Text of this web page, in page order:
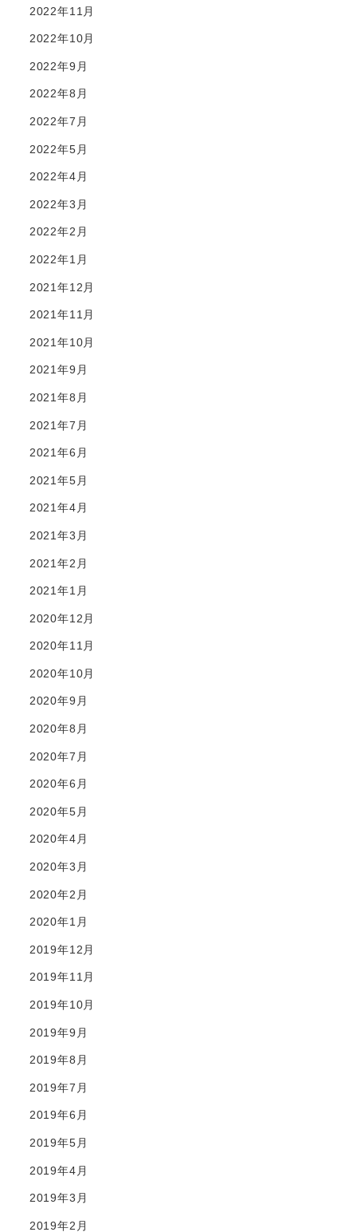
2022年11月
2022年10月
2022年9月
2022年8月
2022年7月
2022年5月
2022年4月
2022年3月
2022年2月
2022年1月
2021年12月
2021年11月
2021年10月
2021年9月
2021年8月
2021年7月
2021年6月
2021年5月
2021年4月
2021年3月
2021年2月
2021年1月
2020年12月
2020年11月
2020年10月
2020年9月
2020年8月
2020年7月
2020年6月
2020年5月
2020年4月
2020年3月
2020年2月
2020年1月
2019年12月
2019年11月
2019年10月
2019年9月
2019年8月
2019年7月
2019年6月
2019年5月
2019年4月
2019年3月
2019年2月